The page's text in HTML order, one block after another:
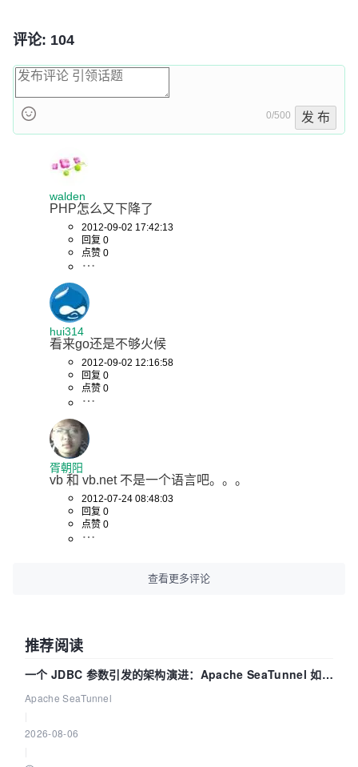
评论: 104
0/500 发 布
walden
PHP怎么又下降了
2012-09-02 17:42:13
回复 0
点赞 0
hui314
看来go还是不够火候
2012-09-02 12:16:58
回复 0
点赞 0
胥朝阳
vb 和 vb.net 不是一个语言吧。。。
2012-07-24 08:48:03
回复 0
点赞 0
查看更多评论
推荐阅读
一个 JDBC 参数引发的架构演进：Apache SeaTunnel 如何
解决数据同步中的“定时 Flush”难题
Apache SeaTunnel
2026-08-06